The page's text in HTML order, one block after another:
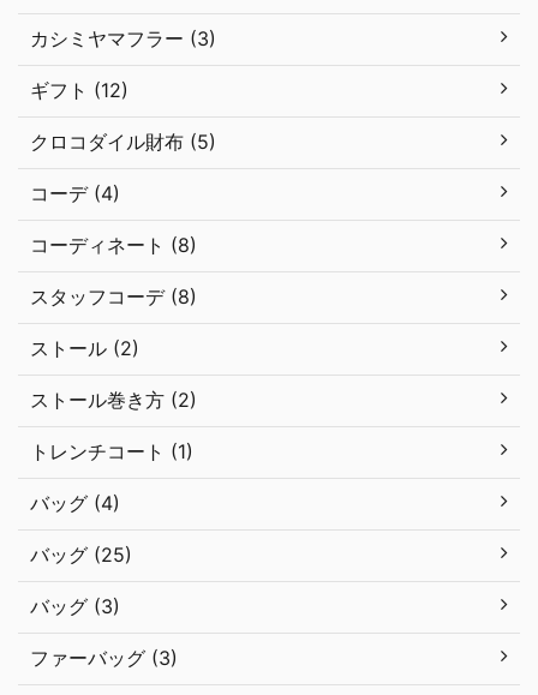
カシミヤマフラー (3)
ギフト (12)
クロコダイル財布 (5)
コーデ (4)
コーディネート (8)
スタッフコーデ (8)
ストール (2)
ストール巻き方 (2)
トレンチコート (1)
バッグ (4)
バッグ (25)
バッグ (3)
ファーバッグ (3)